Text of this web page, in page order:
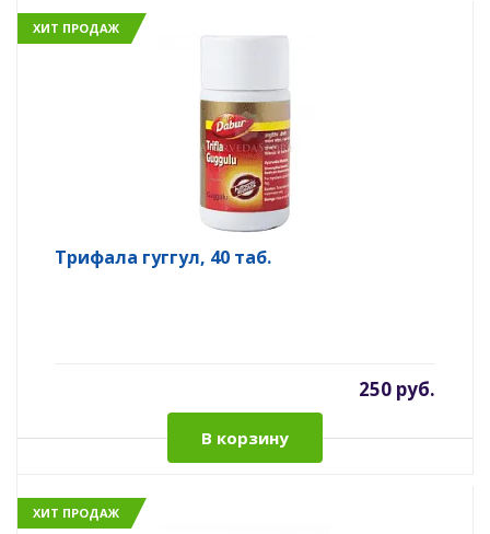
ХИТ ПРОДАЖ
Трифала гуггул, 40 таб.
250 руб.
В корзину
ХИТ ПРОДАЖ